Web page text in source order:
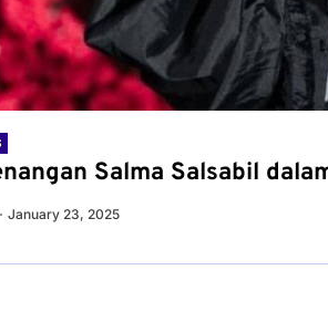
Salma Salsabil
January 23, 2025